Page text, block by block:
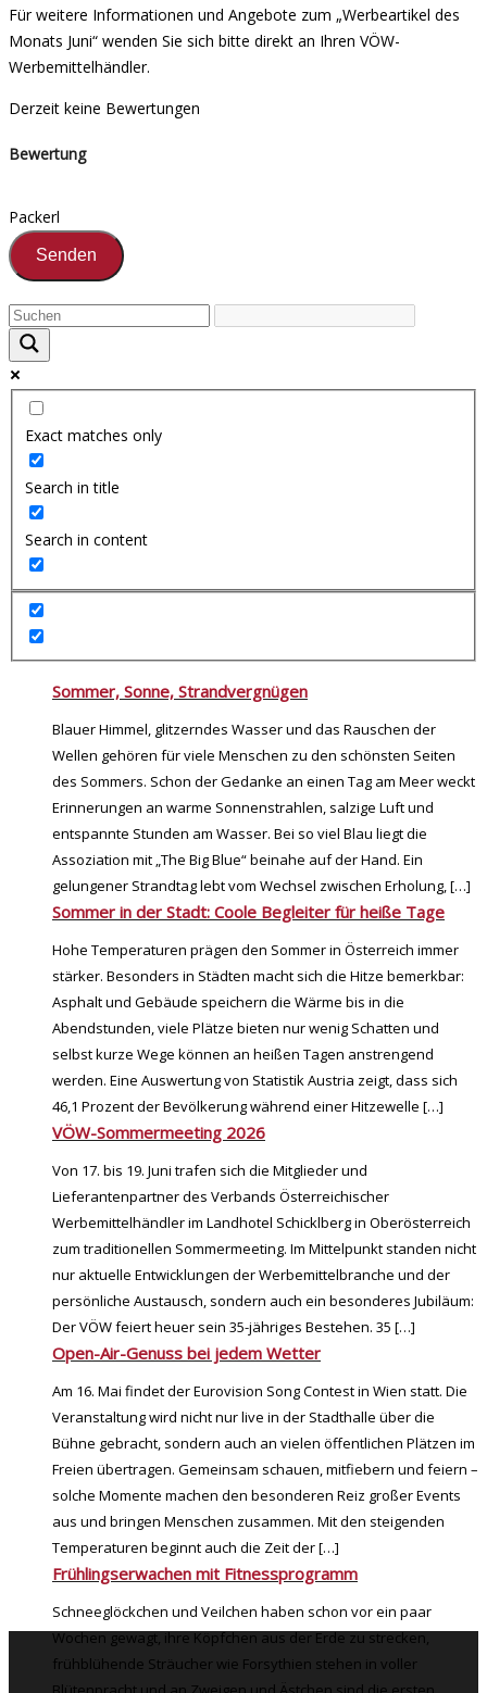
Für weitere Informationen und Angebote zum „Werbeartikel des
Monats Juni“ wenden Sie sich bitte direkt an Ihren VÖW-
Werbemittelhändler.
Derzeit keine Bewertungen
Bewertung
Packerl
Exact matches only
Search in title
Search in content
Sommer, Sonne, Strandvergnügen
Blauer Himmel, glitzerndes Wasser und das Rauschen der
Wellen gehören für viele Menschen zu den schönsten Seiten
des Sommers. Schon der Gedanke an einen Tag am Meer weckt
Erinnerungen an warme Sonnenstrahlen, salzige Luft und
entspannte Stunden am Wasser. Bei so viel Blau liegt die
Assoziation mit „The Big Blue“ beinahe auf der Hand. Ein
gelungener Strandtag lebt vom Wechsel zwischen Erholung,[…]
Sommer in der Stadt: Coole Begleiter für heiße Tage
Hohe Temperaturen prägen den Sommer in Österreich immer
stärker. Besonders in Städten macht sich die Hitze bemerkbar:
Asphalt und Gebäude speichern die Wärme bis in die
Abendstunden, viele Plätze bieten nur wenig Schatten und
selbst kurze Wege können an heißen Tagen anstrengend
werden. Eine Auswertung von Statistik Austria zeigt, dass sich
46,1 Prozent der Bevölkerung während einer Hitzewelle […]
VÖW-Sommermeeting 2026
Von 17. bis 19. Juni trafen sich die Mitglieder und
Lieferantenpartner des Verbands Österreichischer
Werbemittelhändler im Landhotel Schicklberg in Oberösterreich
zum traditionellen Sommermeeting. Im Mittelpunkt standen nicht
nur aktuelle Entwicklungen der Werbemittelbranche und der
persönliche Austausch, sondern auch ein besonderes Jubiläum:
Der VÖW feiert heuer sein 35-jähriges Bestehen. 35 […]
Open-Air-Genuss bei jedem Wetter
Am 16. Mai findet der Eurovision Song Contest in Wien statt. Die
Veranstaltung wird nicht nur live in der Stadthalle über die
Bühne gebracht, sondern auch an vielen öffentlichen Plätzen im
Freien übertragen. Gemeinsam schauen, mitfiebern und feiern –
solche Momente machen den besonderen Reiz großer Events
aus und bringen Menschen zusammen. Mit den steigenden
Temperaturen beginnt auch die Zeit der[…]
Frühlingserwachen mit Fitnessprogramm
Schneeglöckchen und Veilchen haben schon vor ein paar
Wochen gewagt, ihre Köpfchen aus der Erde zu strecken,
frühblühende Sträucher wie Forsythien stehen in voller